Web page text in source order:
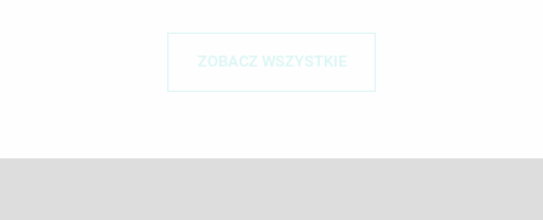
ZOBACZ WSZYSTKIE